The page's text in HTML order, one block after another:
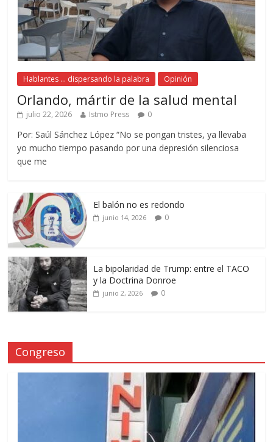
Hablantes ... dispersando la palabra Opinión
Orlando, mártir de la salud mental
julio 22, 2026 Istmo Press 0
Por: Saúl Sánchez López “No se pongan tristes, ya llevaba
yo mucho tiempo pasando por una depresión silenciosa
que me
El balón no es redondo
junio 14, 2026 0
La bipolaridad de Trump: entre el TACO
y la Doctrina Donroe
junio 2, 2026 0
Congreso